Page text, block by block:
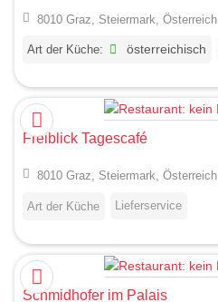
8010 Graz, Steiermark, Österreich
Art der Küche: österreichisch
Freiblick Tagescafé
8010 Graz, Steiermark, Österreich
Art der Küche Lieferservice
Schmidhofer im Palais